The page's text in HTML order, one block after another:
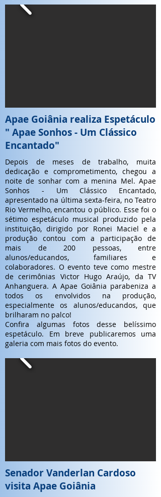
Apae Goiânia realiza Espetáculo
" Apae Sonhos - Um Clássico
Encantado"
Depois de meses de trabalho, muita
dedicação e comprometimento, chegou a
noite de sonhar com a menina Mel. Apae
Sonhos - Um Clássico Encantado,
apresentado na última sexta-feira, no Teatro
Rio Vermelho, encantou o público. Esse foi o
sétimo espetáculo musical produzido pela
instituição, dirigido por Ronei Maciel e a
produção contou com a participação de
mais de 200 pessoas, entre
alunos/educandos, familiares e
colaboradores. O evento teve como mestre
de cerimônias Victor Hugo Araújo, da TV
Anhanguera. A Apae Goiânia parabeniza a
todos os envolvidos na produção,
especialmente os alunos/educandos, que
brilharam no palco!
Confira algumas fotos desse belíssimo
espetáculo. Em breve publicaremos uma
galeria com mais fotos do evento.
Senador Vanderlan Cardoso
visita Apae Goiânia